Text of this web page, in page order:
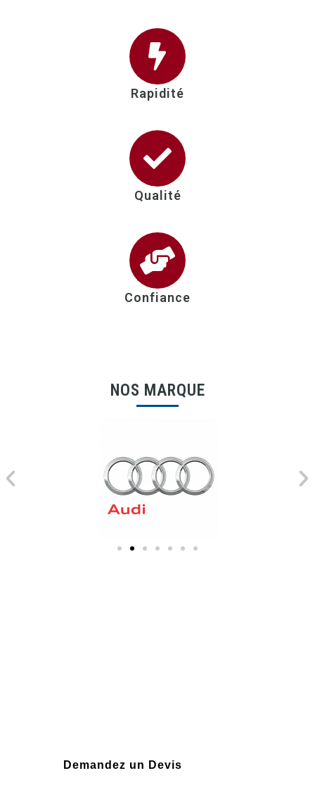
Rapidité
Qualité
Confiance
NOS MARQUE
Demandez un Devis